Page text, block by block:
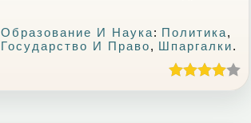
Образование И Наука: Политика,
Государство И Право, Шпаргалки.